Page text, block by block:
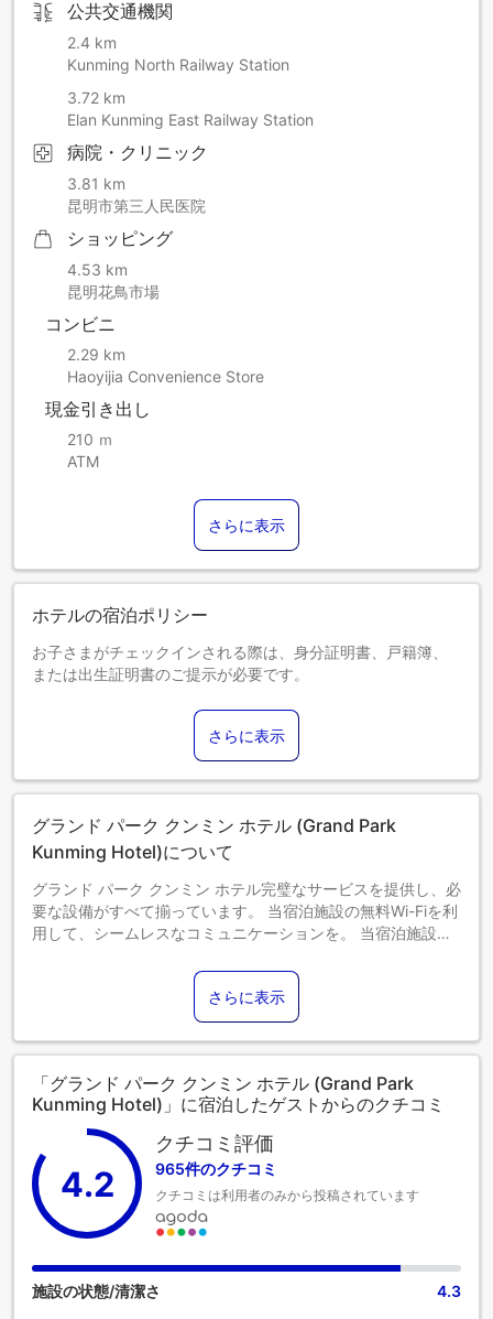
公共交通機関
2.4 km
Kunming North Railway Station
3.72 km
Elan Kunming East Railway Station
病院・クリニック
3.81 km
昆明市第三人民医院
ショッピング
4.53 km
昆明花鳥市場
コンビニ
2.29 km
Haoyijia Convenience Store
現金引き出し
210 ｍ
ATM
さらに表示
ホテルの宿泊ポリシー
お子さまがチェックインされる際は、身分証明書、戸籍簿、
または出生証明書のご提示が必要です。
添い寝の場合は宿泊無料です。＜ご注意＞ベビーベッドのご
利用には追加料金が発生する場合があります。また、利用可
否は空き状況によります。
3～12歳までのお子さま
13歳以上のゲストは大人とみなされます。
エキストラベッドの追加可否は、お部屋タイプにより異なり
さらに表示
グランド パーク クンミン ホテル (Grand Park
Kunming Hotel)について
グランド パーク クンミン ホテル完璧なサービスを提供し、必
要な設備がすべて揃っています。 当宿泊施設の無料Wi-Fiを利
用して、シームレスなコミュニケーションを。 当宿泊施設の
配できます。当宿泊施設で提供される送迎サービスにより、
昆明（クンミン）を楽に散策することができます。 ご宿泊の
お客様は無料駐車場をご利用いただけます。定評のある当宿
泊施設では、お客様のご滞在中、フロントデスクのスタッフ
ています。長期滞在の場合でも、単に清潔な衣類が必要な場
合でも、当宿泊施設が提供するランドリーサービスを利用す
れば、大切な旅行着をキレイな状態に保てます。リラックス
したい方のために、ルームサービスなどの便利な設備・サー
ビスをご用意しております。グランド パーク クンミン ホテル
でくつろぎのひとときを。喫煙を希望される方には、指定さ
れた喫煙ゾーンがあります。当宿泊施設には、快適な眠りに
必要なすべての便利な設備が整っております。一部の客室に
はエアコンやリネンのサービスが備わっておりますので、快
適なご滞在をお楽しみください。 グランド パーク クンミン
さらに表示
「グランド パーク クンミン ホテル (Grand Park
Kunming Hotel)」に宿泊したゲストからのクチコミ
4.2
クチコミ評価
965件のクチコミ
クチコミは利用者のみから投稿されています
施設の状態/清潔さ 4.3